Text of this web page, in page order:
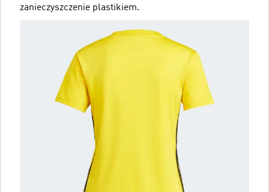
zanieczyszczenie plastikiem.